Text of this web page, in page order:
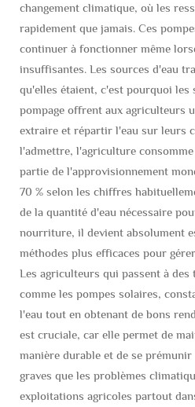
changement climatique, où les
rapidement que jamais. Ces
continuer à fonctionner même
insuffisantes. Les sources d'eau
qu'elles étaient, c'est pourquoi les
pompage offrent aux agriculteurs
extraire et répartir l'eau sur leurs
l'admettre, l'agriculture
partie de l'approvisionnement
70 % selon les chiffres
de la quantité d'eau nécessaire
nourriture, il devient absolument
méthodes plus efficaces pour
Les agriculteurs qui passent à des
comme les pompes solaires,
l'eau tout en obtenant de bons
est cruciale, car elle permet de
manière durable et de se
graves que les problèmes
exploitations agricoles partout